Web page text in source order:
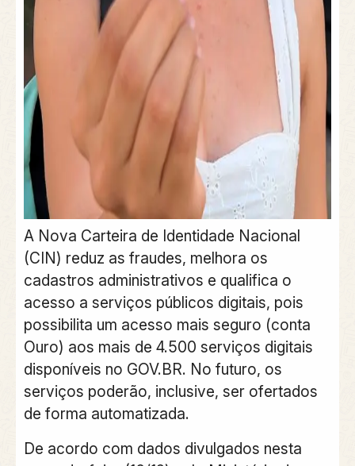
A Nova Carteira de Identidade Nacional
(CIN) reduz as fraudes, melhora os
cadastros administrativos e qualifica o
acesso a serviços públicos digitais, pois
possibilita um acesso mais seguro (conta
Ouro) aos mais de 4.500 serviços digitais
disponíveis no GOV.BR. No futuro, os
serviços poderão, inclusive, ser ofertados
de forma automatizada.
De acordo com dados divulgados nesta